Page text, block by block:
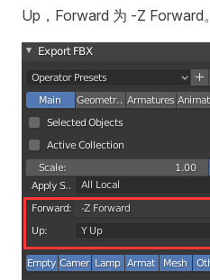
Up，Forward 为 -Z Forward。